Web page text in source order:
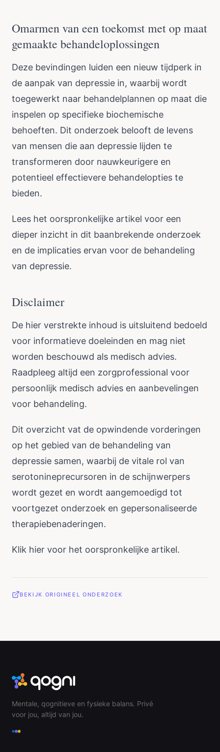
Omarmen van een toekomst met op maat
gemaakte behandeloplossingen
Deze bevindingen luiden een nieuw tijdperk in
de aanpak van depressie in, waarbij wordt
toegewerkt naar behandelplannen op maat die
inspelen op specifieke biochemische
behoeften. Dit onderzoek belooft de levens
van mensen die aan depressie lijden te
transformeren door nauwkeurigere en
potentieel effectievere behandelopties te
bieden.
Lees het oorspronkelijke artikel voor een
dieper inzicht in dit baanbrekende onderzoek
en de implicaties ervan voor de behandeling
van depressie.
Disclaimer
De hier verstrekte inhoud is uitsluitend bedoeld
voor informatieve doeleinden en mag niet
worden beschouwd als medisch advies.
Raadpleeg altijd een zorgprofessional voor
persoonlijk medisch advies en aanbevelingen
voor behandeling.
Dit overzicht vat de opwindende vorderingen
op het gebied van de behandeling van
depressie samen, waarbij de vitale rol van
serotonineprecursoren in de schijnwerpers
wordt gezet en wordt aangemoedigd tot
voortgezet onderzoek en gepersonaliseerde
therapiebenaderingen.
Klik hier voor het oorspronkelijke artikel.
BEKIJK ORIGINEEL ONDERZOEK
Mentale, qognitieve en fysieke balans. Privé
voor jou, altijd van jou.